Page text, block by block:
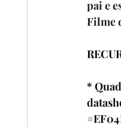
pai e
Filme
*
#